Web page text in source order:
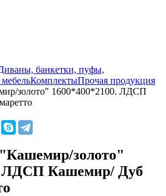
банкетки, пуфы,
КомплектыПрочая продукция
золото" 1600*400*2100. ЛДСП
золото"
ЛДСП Кашемир/ Дуб